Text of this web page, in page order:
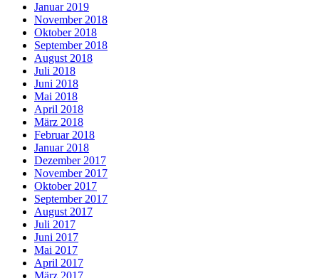
Januar 2019
November 2018
Oktober 2018
September 2018
August 2018
Juli 2018
Juni 2018
Mai 2018
April 2018
März 2018
Februar 2018
Januar 2018
Dezember 2017
November 2017
Oktober 2017
September 2017
August 2017
Juli 2017
Juni 2017
Mai 2017
April 2017
März 2017